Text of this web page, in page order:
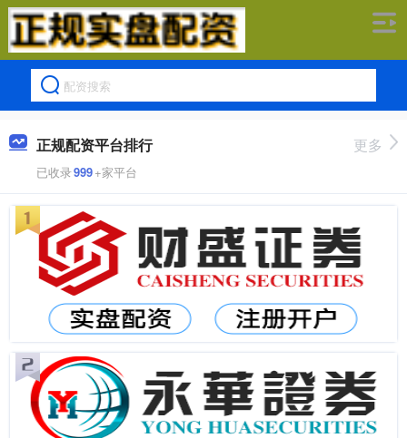
正规配资平台排行
已收录999+家平台
更多